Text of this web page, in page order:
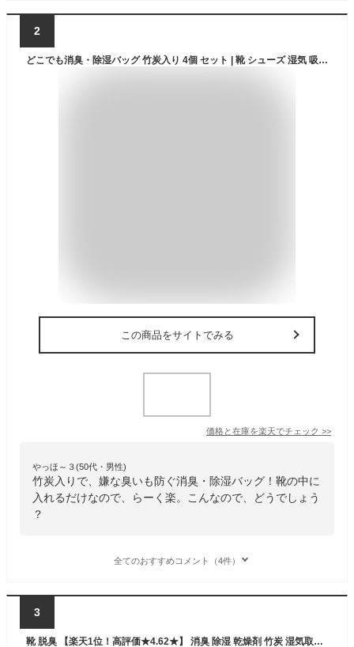
2
どこでも消臭・除湿バッグ 竹炭入り 4個 セット | 靴 シューズ 湿気 吸湿 脱臭 消臭 調湿 湿気取り 炭 タンス 玄関 下駄箱 クローゼット ミニ 衣装ケース 衣類 消臭剤 除湿剤 防カビ 新生活応援 臭い くつ 靴消臭剤 乾燥 服 除湿 引き出し 洋服 便利グッズ 生活雑貨 新生活
この商品をサイトでみる
価格と在庫を楽天でチェック >>
やっほ～３(50代・男性)
竹炭入りで、嫌な臭いも防ぐ消臭・除湿バッグ！靴の中に
入れるだけなので、らーく楽。こんなので、どうでしょう
？
全てのおすすめコメント（4件）
3
靴 脱臭 【楽天1位！高評価★4.62★】 消臭 除湿 乾燥剤 竹炭 湿気取り 『脱臭力は備長炭の5倍以上!』 天然孟宗竹炭 6パック(3足分) ペット 繰り返し使用可 臭い 消臭剤 靴用 ブーツ 下駄箱 除菌 除湿剤 炭 革靴 運動靴 クローゼット アンダル 送料無料